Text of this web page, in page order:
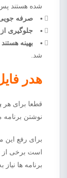
شده هستند
صرفه
جلوگیری
بهینه هستند
شد.
هدر
قطعا برای هر
نوشتن
برای رفع این
است برخی از
برنامه ها نیاز